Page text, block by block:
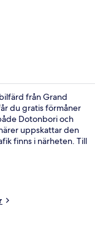
från Grand
du gratis förmåner
Dotonbori och
uppskattar den
finns i närheten. Till